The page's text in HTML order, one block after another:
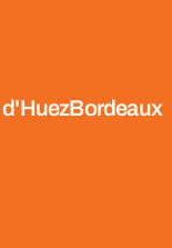
Bordeaux